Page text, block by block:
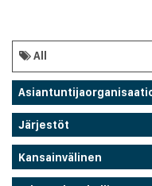
All
Järjestöt
Kansainvälinen